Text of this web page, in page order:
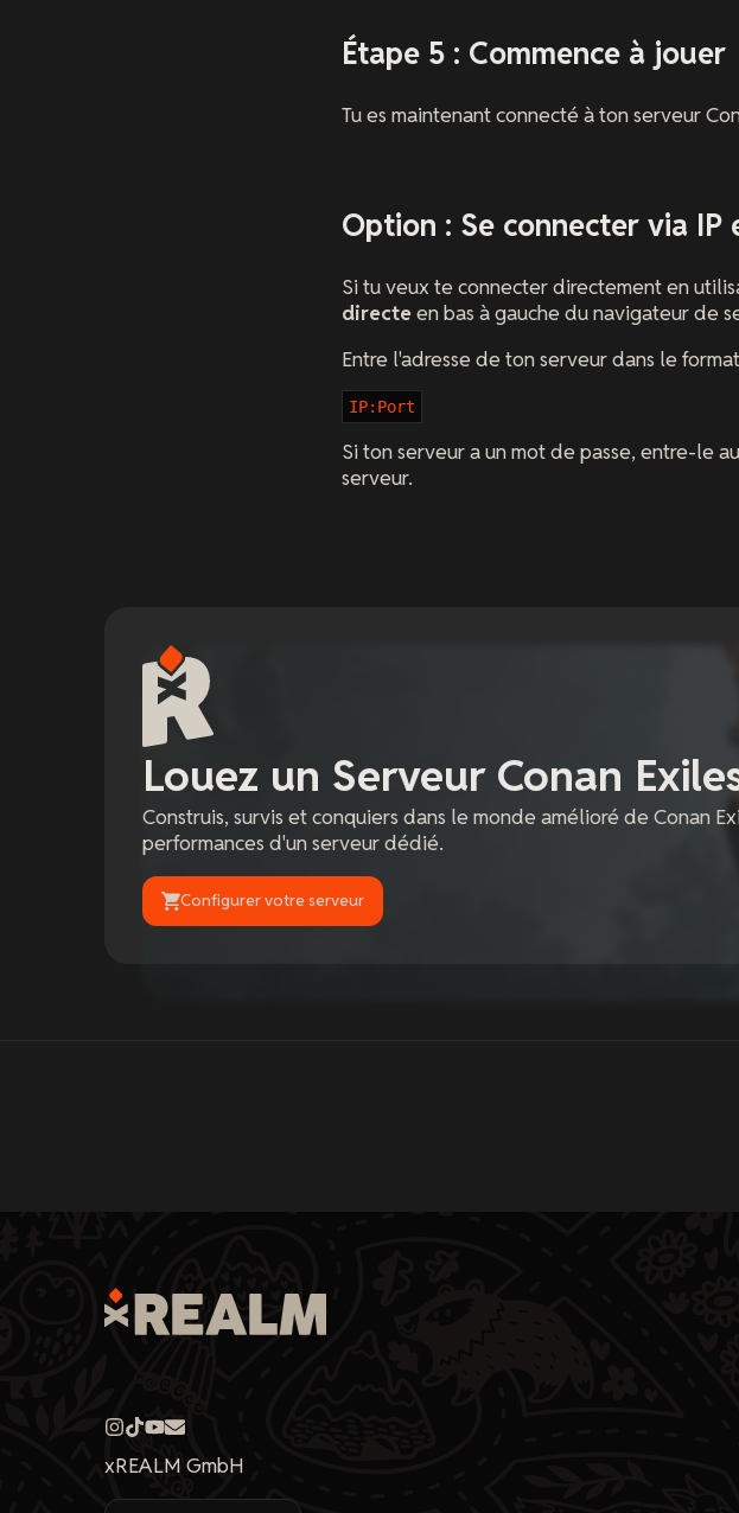
Étape 5 : Commence à jouer
Tu es maintenant connecté à ton serveur
Option : Se connecter via
Si tu veux te connecter directement en
directeen bas à gauche du navigateur de
Entre l'adresse de ton serveur dans le
IP:Port
Si ton serveur a un mot de passe, entre-le
serveur.
Louez un Serveur Conan
Construis, survis et conquiers dans le monde amélioré de Conan
performances d'un serveur dédié.
Configurer votre serveur
xREALM GmbH